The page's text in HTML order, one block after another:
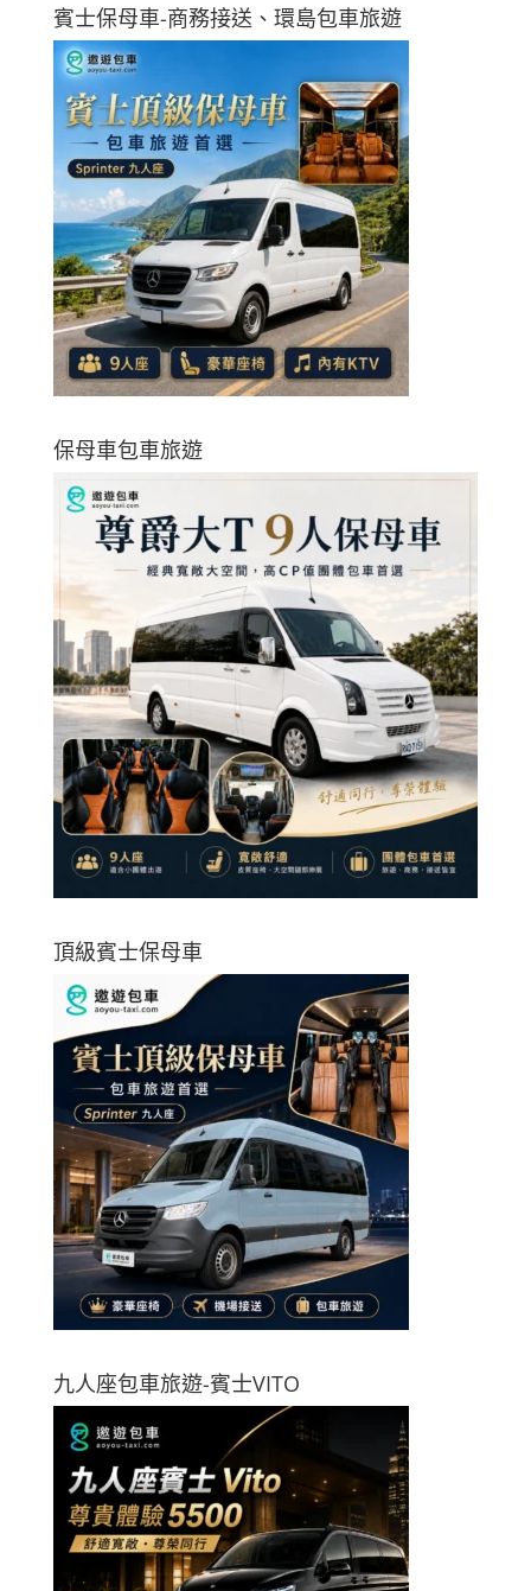
賓士保母車-商務接送、環島包車旅遊
保母車包車旅遊
頂級賓士保母車
九人座包車旅遊-賓士VITO